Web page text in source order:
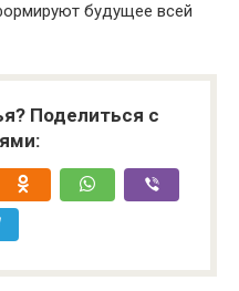
будущее всей
Поделиться с